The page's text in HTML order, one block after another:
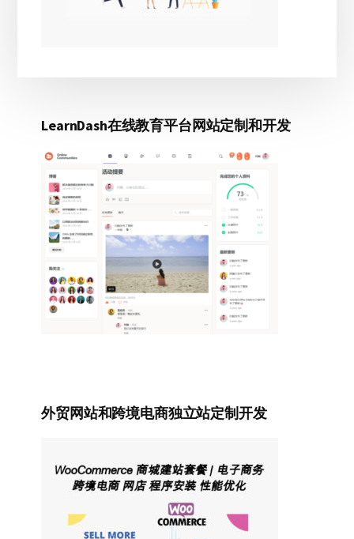
LearnDash在线教育平台网站定制和开发
外贸网站和跨境电商独立站定制开发